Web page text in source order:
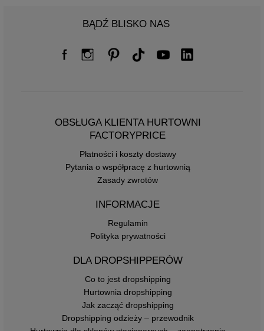
BĄDŹ BLISKO NAS
OBSŁUGA KLIENTA HURTOWNI
FACTORYPRICE
Płatności i koszty dostawy
Pytania o współpracę z hurtownią
Zasady zwrotów
INFORMACJE
Regulamin
Polityka prywatności
DLA DROPSHIPPERÓW
Co to jest dropshipping
Hurtownia dropshipping
Jak zacząć dropshipping
Dropshipping odzieży – przewodnik